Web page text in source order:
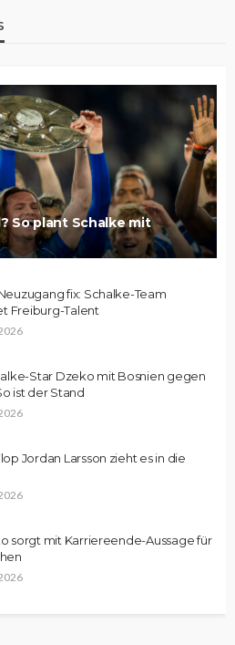
So plant Schalke mit
fix: Schalke-Team
Freiburg-Talent
Star Dzeko mit Bosnien gegen
ist der Stand
Jordan Larsson zieht es in die
sorgt mit Karriereende-Aussage für